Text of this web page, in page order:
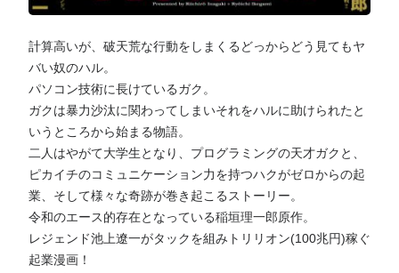
計算高いが、破天荒な行動をしまくるどっからどう見てもヤ
バい奴のハル。
パソコン技術に長けているガク。
ガクは暴力沙汰に関わってしまいそれをハルに助けられたと
いうところから始まる物語。
二人はやがて大学生となり、プログラミングの天才ガクと、
ピカイチのコミュニケーション力を持つハクがゼロからの起
業、そして様々な奇跡が巻き起こるストーリー。
令和のエース的存在となっている稲垣理一郎原作。
レジェンド池上遼一がタックを組みトリリオン(100兆円)稼ぐ
起業漫画！